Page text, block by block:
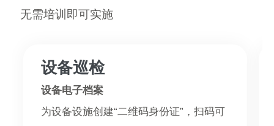
无需培训即可实施
设备巡检
设备电子档案
为设备设施创建“二维码身份证”，扫码可